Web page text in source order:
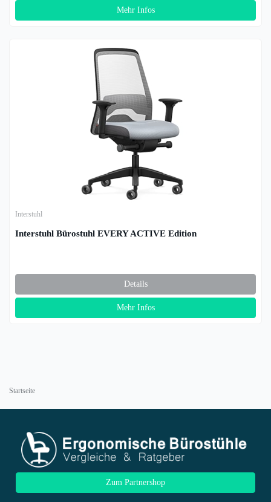
Mehr Infos
Interstuhl
Interstuhl Bürostuhl EVERY ACTIVE Edition
Details
Mehr Infos
Startseite
Zum Partnershop